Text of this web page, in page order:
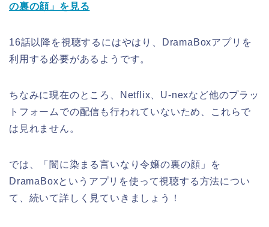
の裏の顔」を見る
16話以降を視聴するにはやはり、DramaBoxアプリを
利用する必要があるようです。
ちなみに現在のところ、Netflix、U-nexなど他のプラッ
トフォームでの配信も行われていないため、これらで
は見れません。
では、「闇に染まる言いなり令嬢の裏の顔」を
DramaBoxというアプリを使って視聴する方法につい
て、続いて詳しく見ていきましょう！